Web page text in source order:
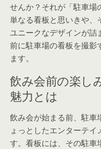
せんか？それが「駐車場
単なる看板と思いきや、
ユニークなデザインが詰
前に駐車場の看板を撮影
ます。
飲み会前の楽し
魅力とは
飲み会が始まる前、駐車
ょっとしたエンターテイ
す。看板には、その駐車